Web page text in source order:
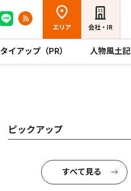
エリア 会社・IR
タイアップ（PR） 人物風土記
ピックアップ
すべて見る